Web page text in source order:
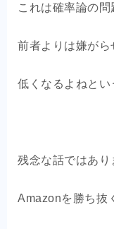
これは確率論の問
前者よりは嫌が
低くなるよねとい
残念な話ではあり
Amazonを勝ち抜